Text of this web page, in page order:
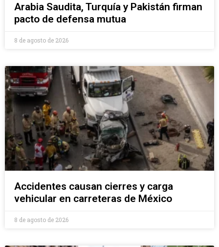
Arabia Saudita, Turquía y Pakistán firman
pacto de defensa mutua
8 de agosto de 2026
Accidentes causan cierres y carga
vehicular en carreteras de México
8 de agosto de 2026